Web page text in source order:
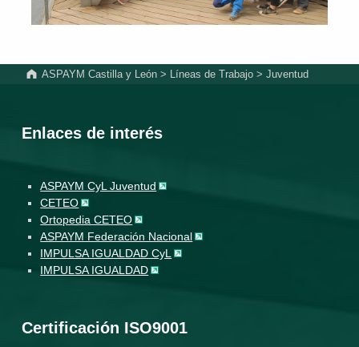
Volver a la navegación principal
ASPAYM Castilla y León > Líneas de Trabajo >Juventud
Enlaces de interés
ASPAYM CyL Juventud
CETEO
Ortopedia CETEO
ASPAYM Federación Nacional
IMPULSA IGUALDAD CyL
IMPULSA IGUALDAD
Certificación ISO9001